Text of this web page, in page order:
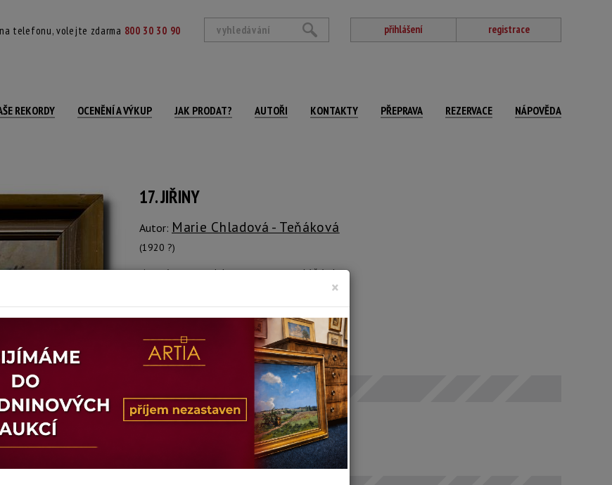
telefonu, volejte zdarma 800 30 30 90 přihlášení registrace
REKORDY OCENĚNÍ A VÝKUP JAK PRODAT? AUTOŘI KONTAKTY PŘEPRAVA REZERVACE NÁPOVĚDA
17. JIŘINY
Autor: Marie Chladová - Teňáková
(1920 ?)
signováno vpravo dole, na reversu autorský štítek
Šířka: 50 cm, výška: 66 cm, rámování: 80 x 65,5 cm
Stav: dobrý
Konec dražby: 20.05.2026 20:04 SELČ
Dosažená cena: neprodáno
Vyvolávací cena: 1 000 Kč
×